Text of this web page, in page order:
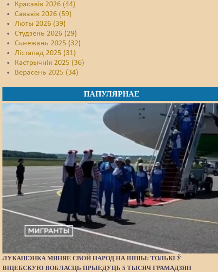
Красавік 2026 (44)
Сакавік 2026 (59)
Люты 2026 (39)
Студзень 2026 (29)
Сьнежань 2025 (32)
Лістапад 2025 (31)
Кастрычнік 2025 (36)
Верасень 2025 (34)
ПАПУЛЯРНАЕ
ЛУКАШЭНКА МЯНЯЕ СВОЙ НАРОД НА ІНШЫ: ТОЛЬКІ Ў
ВІЦЕБСКУЮ ВОБЛАСЦЬ ПРЫЕДУЦЬ 5 ТЫСЯЧ ГРАМАДЗЯН